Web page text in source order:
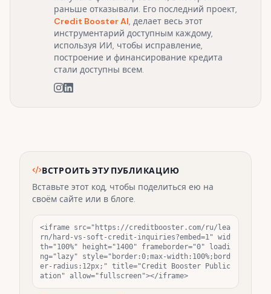
раньше отказывали. Его последний проект,
Credit Booster AI, делает весь этот
инструментарий доступным каждому,
используя ИИ, чтобы исправление,
построение и финансирование кредита
стали доступны всем.
ВСТРОИТЬ ЭТУ ПУБЛИКАЦИЮ
Вставьте этот код, чтобы поделиться ею на
своём сайте или в блоге.
<iframe src="https://creditbooster.com/ru/lea
rn/hard-vs-soft-credit-inquiries?embed=1" wid
th="100%" height="1400" frameborder="0" loadi
ng="lazy" style="border:0;max-width:100%;bord
er-radius:12px;" title="Credit Booster Public
ation" allow="fullscreen"></iframe>